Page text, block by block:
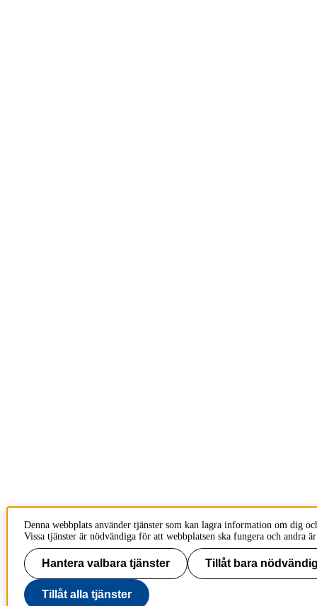
Denna webbplats använder tjänster som kan lagra information om dig
Vissa tjänster är nödvändiga för att webbplatsen ska fungera och andra
Hantera valbara tjänster Tillåt bara
Tillåt alla tjänster